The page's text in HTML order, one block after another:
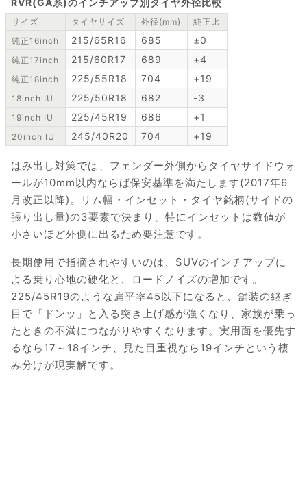
RVR(GA系)のインチアップ別タイヤ外径比較
サイズ タイヤサイズ 外径(mm)
純正比
純正16inch
215/65R16 685 ±0
純正17inch 215/60R17 689 +4
純正18inch 225/55R18 704 +19
18inch IU 225/50R18 682 -3
19inch IU 225/45R19 686 +1
20inch IU 245/40R20 704 +19
はみ出し対策では、フェンダー外側からタイヤサイドウォ
ールが10mm以内ならば保安基準を満たします(2017年6
月改正以降)。リム幅・インセット・タイヤ銘柄(サイドの
張り出し量)の3要素で決まり、特にインセットは数値が
小さいほど外側に出るため要注意です。
長期使用で指摘されやすいのは、SUVのインチアップに
よる乗り心地の硬化と、ロードノイズの増加です。
225/45R19のような扁平率45以下になると、舗装の継ぎ
目で「ドンッ」と入る突き上げ感が強くなり、家族が乗っ
たときの不満につながりやすくなります。実用面を優先す
るなら17～18インチ、見た目重視なら19インチという棲
み分けが現実解です。